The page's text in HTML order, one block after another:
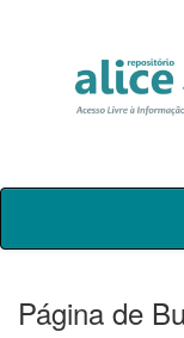
Skip
Página de